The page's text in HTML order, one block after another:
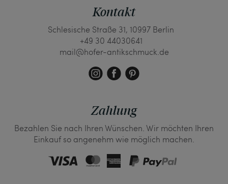
Kontakt
Schlesische Straße 31, 10997 Berlin
+49 30 44030641
mail@hofer-antikschmuck.de
Zahlung
Bezahlen Sie nach Ihren Wünschen. Wir möchten Ihren
Einkauf so angenehm wie möglich machen.